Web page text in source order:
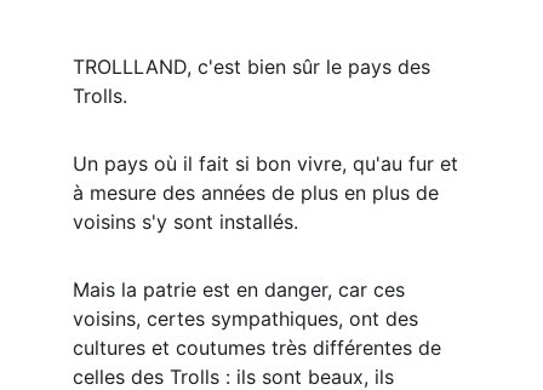
TROLLLAND, c'est bien sûr le pays des
Trolls.
Un pays où il fait si bon vivre, qu'au fur et
à mesure des années de plus en plus de
voisins s'y sont installés.
Mais la patrie est en danger, car ces
voisins, certes sympathiques, ont des
cultures et coutumes très différentes de
celles des Trolls : ils sont beaux, ils